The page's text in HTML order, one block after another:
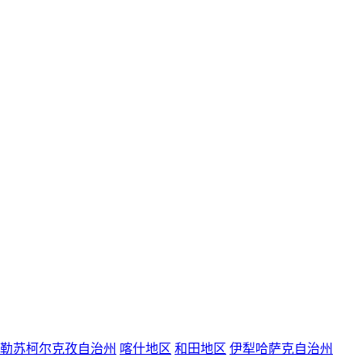
苏柯尔克孜自治州 喀什地区 和田地区 伊犁哈萨克自治州